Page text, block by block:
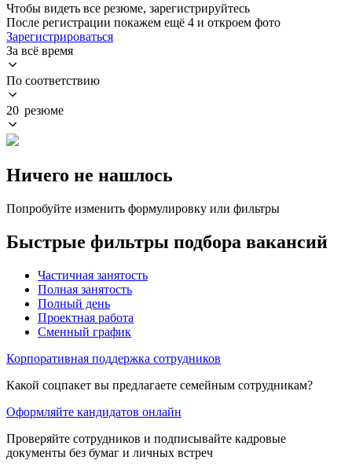
Чтобы видеть все резюме, зарегистрируйтесь
После регистрации покажем ещё 4 и откроем фото
Зарегистрироваться
За всё время
По соответствию
20 резюме
Ничего не нашлось
Попробуйте изменить формулировку или фильтры
Быстрые фильтры подбора вакансий
Частичная занятость
Полная занятость
Полный день
Проектная работа
Сменный график
Корпоративная поддержка сотрудников
Какой соцпакет вы предлагаете семейным сотрудникам?
Оформляйте кандидатов онлайн
Проверяйте сотрудников и подписывайте кадровые
документы без бумаг и личных встреч